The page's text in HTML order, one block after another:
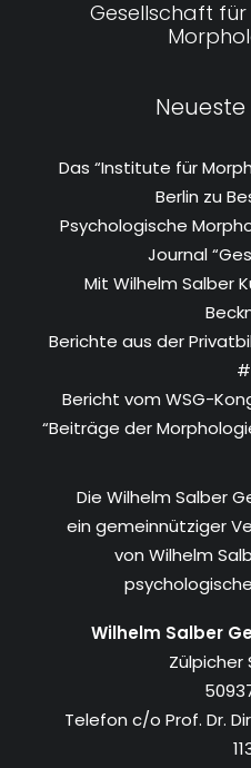
Gesellschaft
Das “Institute für
Berlin zu
Psychologische
Journal
Mit Wilhelm Salber
Berichte aus der
Bericht vom WSG-
“Beiträge der
Die Wilhelm Salber
ein gemeinnütziger
von Wilhelm
Wilhelm Salber
Zülpicher
Telefon c/o Prof. Dr.